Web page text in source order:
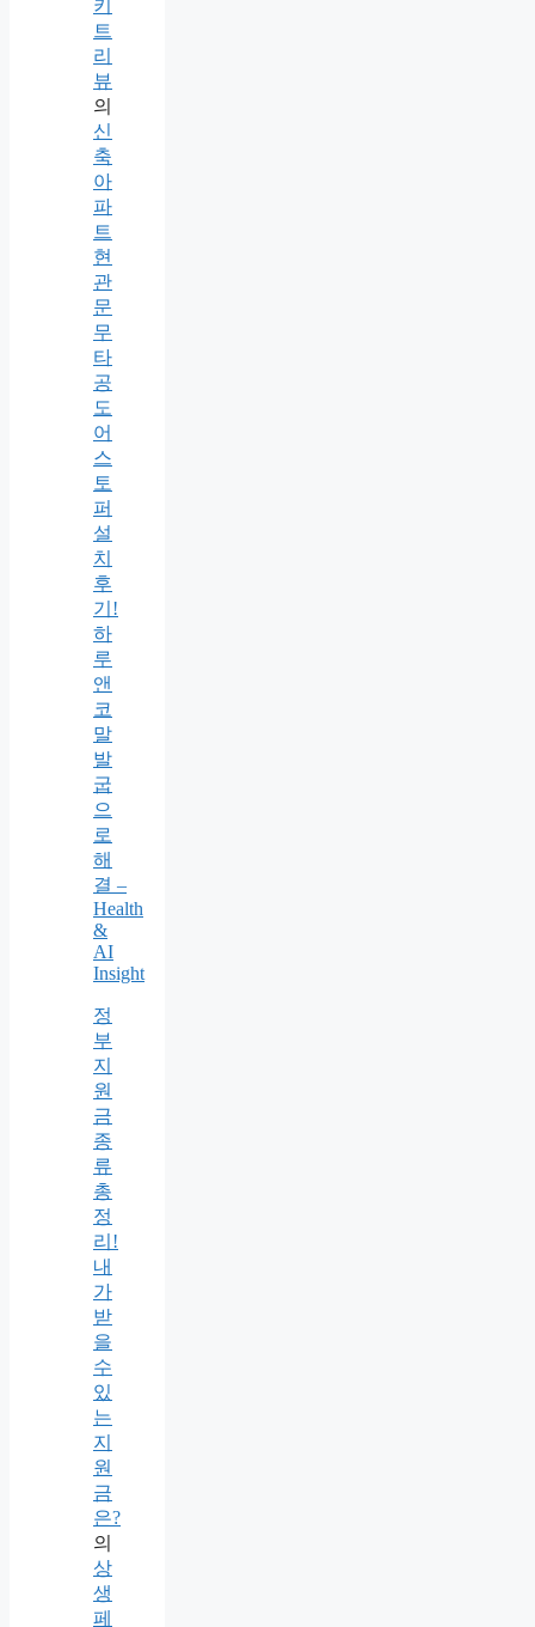
키
트
리
뷰
의
신
축
아
파
트
현
관
문
무
타
공
도
어
스
토
퍼
설
치
후
기!
하
루
앤
코
말
발
굽
으
로
해
결 –
Health
&
AI
Insight
정
부
지
원
금
종
류
총
정
리!
내
가
받
을
수
있
는
지
원
금
은?
의
상
생
페